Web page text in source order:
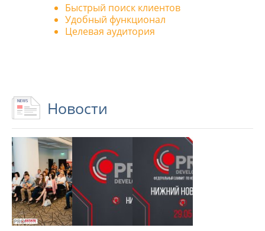
Быстрый поиск клиентов
Удобный функционал
Целевая аудитория
Новости